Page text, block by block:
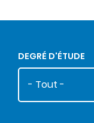
DEGRÉ D'ÉTUDE